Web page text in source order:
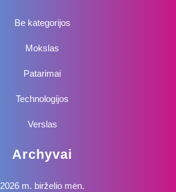
Be kategorijos
Mokslas
Patarimai
Technologijos
Verslas
Archyvai
2026 m. birželio mėn.